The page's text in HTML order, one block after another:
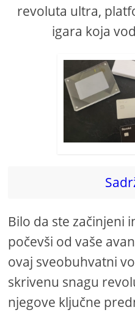
revoluta ultra,
igara koja
Bilo da ste začinjeni
počevši od vaše
ovaj sveobuhvatni
skrivenu snagu
njegove ključne